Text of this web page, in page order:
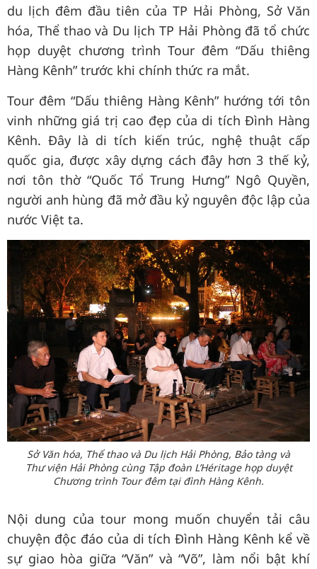
du lịch đêm đầu tiên của TP Hải Phòng, Sở Văn
hóa, Thể thao và Du lịch TP Hải Phòng đã tổ chức
họp duyệt chương trình Tour đêm “Dấu thiêng
Hàng Kênh” trước khi chính thức ra mắt.
Tour đêm “Dấu thiêng Hàng Kênh” hướng tới tôn
vinh những giá trị cao đẹp của di tích Đình Hàng
Kênh. Đây là di tích kiến trúc, nghệ thuật cấp
quốc gia, được xây dựng cách đây hơn 3 thế kỷ,
nơi tôn thờ “Quốc Tổ Trung Hưng” Ngô Quyền,
người anh hùng đã mở đầu kỷ nguyên độc lập của
nước Việt ta.
Sở Văn hóa, Thể thao và Du lịch Hải Phòng, Bảo tàng và
Thư viện Hải Phòng cùng Tập đoàn L’Héritage họp duyệt
Chương trình Tour đêm tại đình Hàng Kênh.
Nội dung của tour mong muốn chuyển tải câu
chuyện độc đáo của di tích Đình Hàng Kênh kể về
sự giao hòa giữa “Văn” và “Võ”, làm nổi bật khí